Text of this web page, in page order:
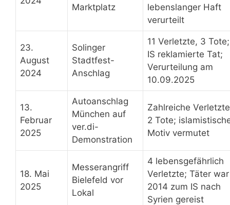
Marktplatz
lebenslanger Haft
verurteilt
23.
August
2024
Solinger
Stadtfest-
Anschlag
11 Verletzte, 3 Tote;
IS reklamierte Tat;
Verurteilung am
10.09.2025
13.
Februar
2025
Autoanschlag
München auf
ver.di-
Demonstration
Zahlreiche
2 Tote;
Motiv vermutet
18. Mai
2025
Messerangriff
Bielefeld vor
Lokal
4 lebensgefährlich
Verletzte; Täter war
2014 zum IS nach
Syrien gereist